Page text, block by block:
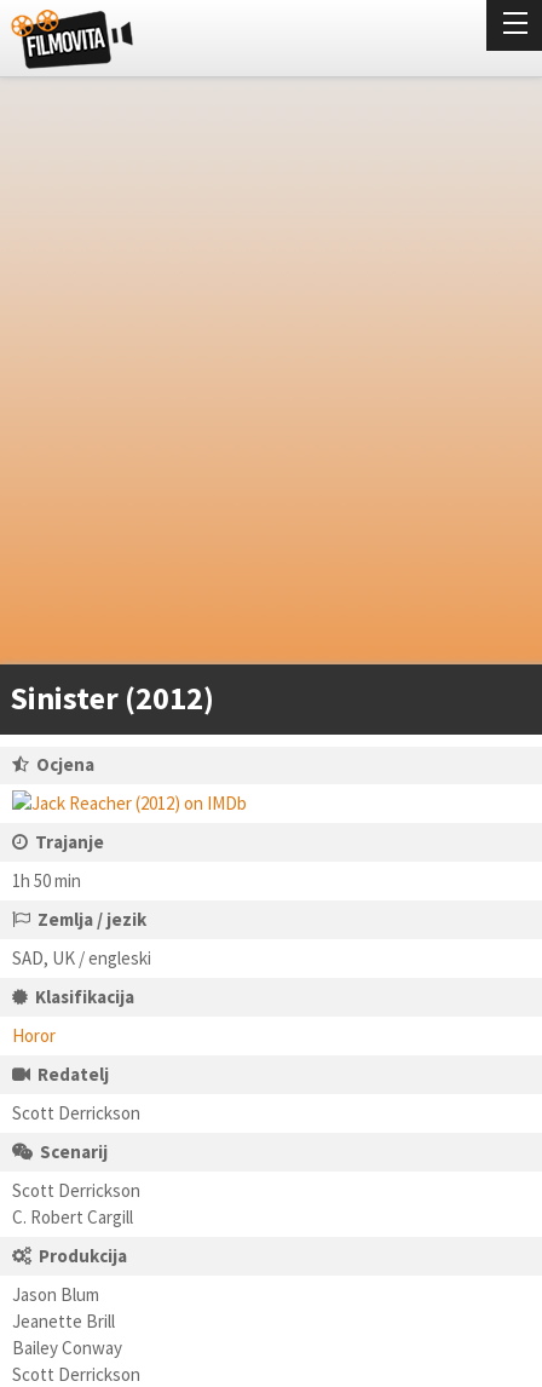
Sinister (2012)
Ocjena
Trajanje
1h 50 min
Zemlja / jezik
SAD, UK / engleski
Klasifikacija
Horor
Redatelj
Scott Derrickson
Scenarij
Scott Derrickson
C. Robert Cargill
Produkcija
Jason Blum
Jeanette Brill
Bailey Conway
Scott Derrickson